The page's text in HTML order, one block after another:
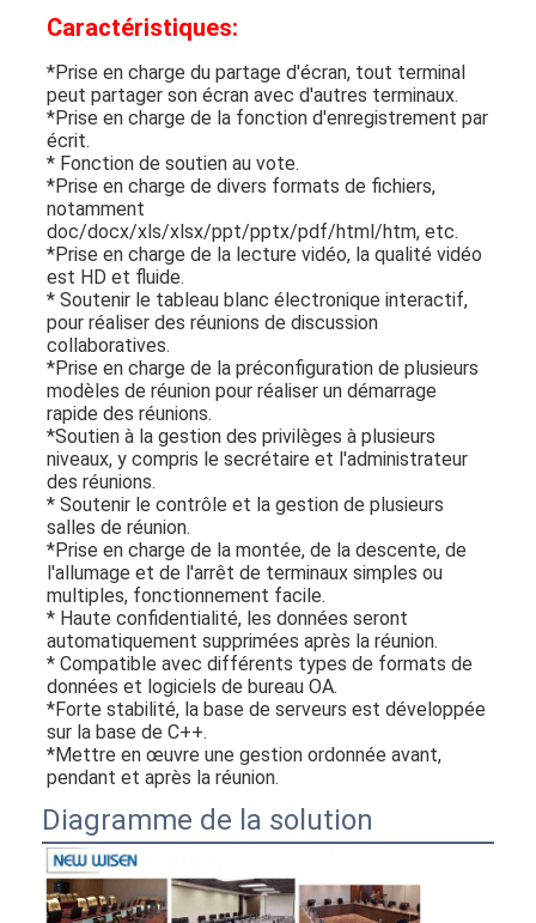
Caractéristiques:
*Prise en charge du partage d'écran, tout terminal
peut partager son écran avec d'autres terminaux.
*Prise en charge de la fonction d'enregistrement par
écrit.
* Fonction de soutien au vote.
*Prise en charge de divers formats de fichiers,
notamment
doc/docx/xls/xlsx/ppt/pptx/pdf/html/htm, etc.
*Prise en charge de la lecture vidéo, la qualité vidéo
est HD et fluide.
* Soutenir le tableau blanc électronique interactif,
pour réaliser des réunions de discussion
collaboratives.
*Prise en charge de la préconfiguration de plusieurs
modèles de réunion pour réaliser un démarrage
rapide des réunions.
*Soutien à la gestion des privilèges à plusieurs
niveaux, y compris le secrétaire et l'administrateur
des réunions.
* Soutenir le contrôle et la gestion de plusieurs
salles de réunion.
*Prise en charge de la montée, de la descente, de
l'allumage et de l'arrêt de terminaux simples ou
multiples, fonctionnement facile.
* Haute confidentialité, les données seront
automatiquement supprimées après la réunion.
* Compatible avec différents types de formats de
données et logiciels de bureau OA.
*Forte stabilité, la base de serveurs est développée
sur la base de C++.
*Mettre en œuvre une gestion ordonnée avant,
pendant et après la réunion.
Diagramme de la solution